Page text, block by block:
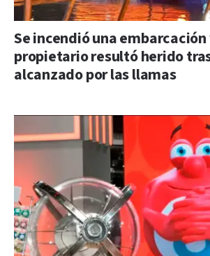
Se incendió una embarcación
propietario resultó herido
alcanzado por las llamas